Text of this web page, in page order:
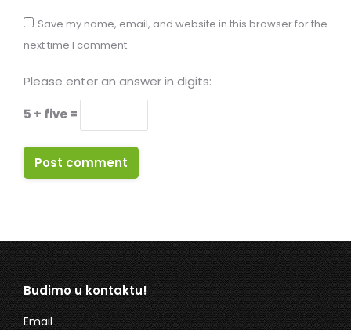
Save my name, email, and website in this browser for the
next time I comment.
Please enter an answer in digits:
5 + five =
Post comment
Budimo u kontaktu!
Email